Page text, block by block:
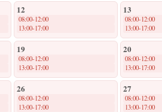
12
08:00-12:00
13:00-17:00
13
08:00-12:00
13:00-17:00
19
08:00-12:00
13:00-17:00
20
08:00-12:00
13:00-17:00
26
08:00-12:00
13:00-17:00
27
08:00-12:00
13:00-17:00